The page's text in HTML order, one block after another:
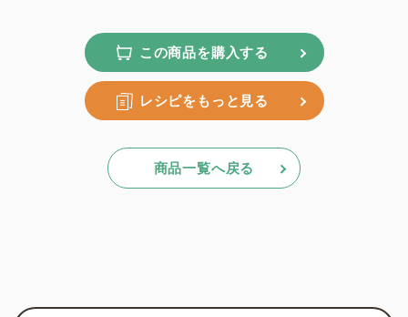
この商品を購入する
レシピをもっと見る
商品一覧へ戻る